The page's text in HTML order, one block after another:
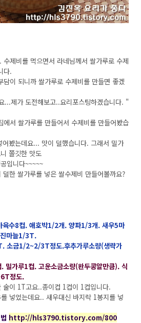
제비를 먹으면서 라네님께서 쌀가루로 수제
다.
담이 되니까 쌀가루로 수제비를 만들면 좋겠
...제가 도전해보고..요리포스팅하겠습니다. "
서 쌀가루를 만들어서 수제비를 만들어봤습
봤는데요... 맛이 덜했습니다. 그래서 밀가
쫄깃한 맛도
입니다~~~~~
한 쌀가루를 넣은 쌀수제비 만들어볼까요?
수8컵. 애호박1/2개. 양파1/3개. 새우5마
마늘1/3T.
3T정도.후추가루소량(생략가
밀가루1컵. 고운소금소량(완두콩알만큼). 식
정도.
이 1T고요..종이컵 1컵이 1컵입니다.
넣었는데요.. 새우대신 바지락 1봉지를 넣
http://hls3790.tistory.com/800